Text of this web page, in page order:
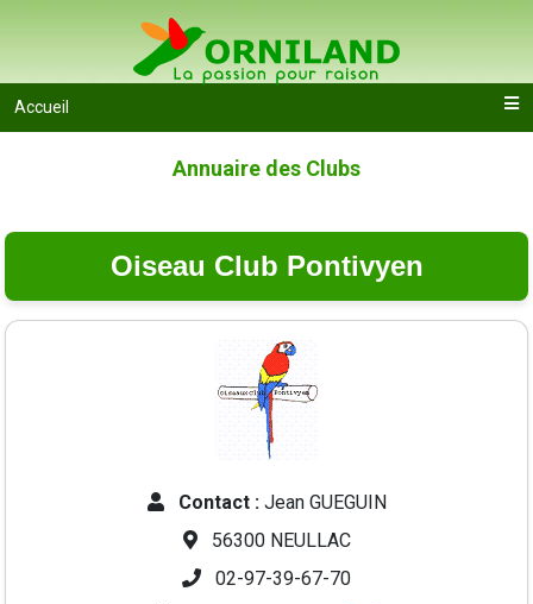
Accueil
Annuaire des Clubs
Oiseau Club Pontivyen
Contact :Jean GUEGUIN
56300 NEULLAC
02-97-39-67-70